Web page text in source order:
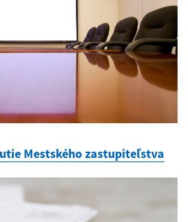
Mestského zastupiteľstva